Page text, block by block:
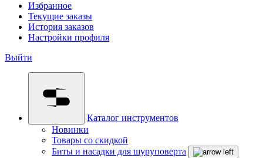
Избранное
Текущие заказы
История заказов
Настройки профиля
Выйти
Каталог инструментов
Новинки
Товары со скидкой
Биты и насадки для шуруповерта